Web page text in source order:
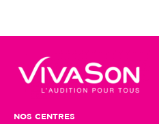
NOS CENTRES